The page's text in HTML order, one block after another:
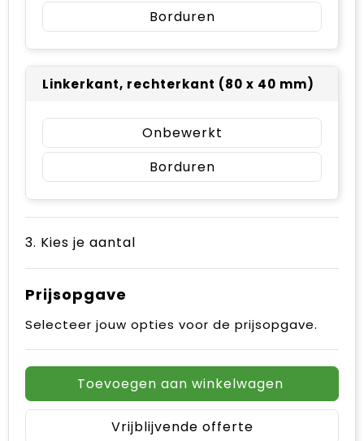
Borduren
Linkerkant, rechterkant (80 x 40 mm)
Onbewerkt
Borduren
3. Kies je aantal
Prijsopgave
Selecteer jouw opties voor de prijsopgave.
Toevoegen aan winkelwagen
Vrijblijvende offerte